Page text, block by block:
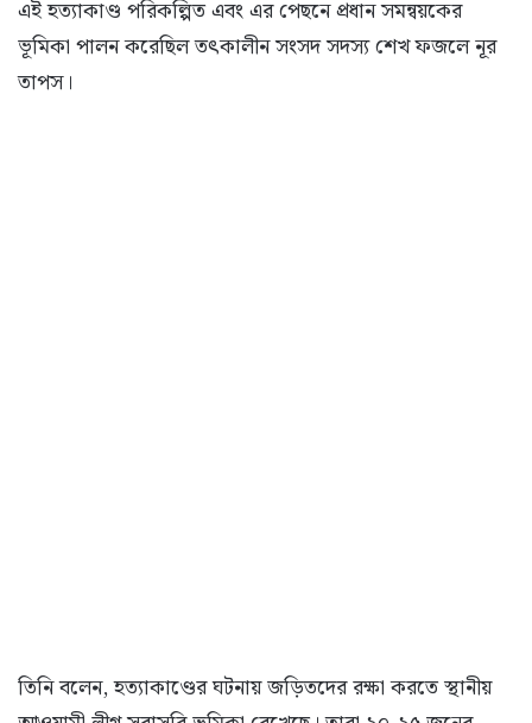
এই হত্যাকাণ্ড পরিকল্পিত এবং এর পেছনে প্রধান সমন্বয়কের
ভূমিকা পালন করেছিল তৎকালীন সংসদ সদস্য শেখ ফজলে নূর
তাপস।
তিনি বলেন, হত্যাকাণ্ডের ঘটনায় জড়িতদের রক্ষা করতে স্থানীয়